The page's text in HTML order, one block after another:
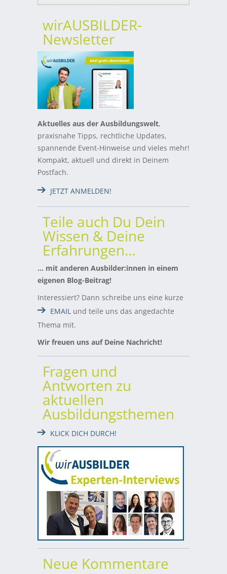
wirAUSBILDER-
Newsletter
Aktuelles aus der Ausbildungswelt,
praxisnahe Tipps, rechtliche Updates,
spannende Event-Hinweise und vieles mehr!
Kompakt, aktuell und direkt in Deinem
Postfach.
JETZT ANMELDEN!
Teile auch Du Dein
Wissen & Deine
Erfahrungen…
… mit anderen Ausbilder:innen in einem
eigenen Blog-Beitrag!
Interessiert? Dann schreibe uns eine kurze
EMAIL und teile uns das angedachte
Thema mit.
Wir freuen uns auf Deine Nachricht!
Fragen und
Antworten zu
aktuellen
Ausbildungsthemen
KLICK DICH DURCH!
Neue Kommentare